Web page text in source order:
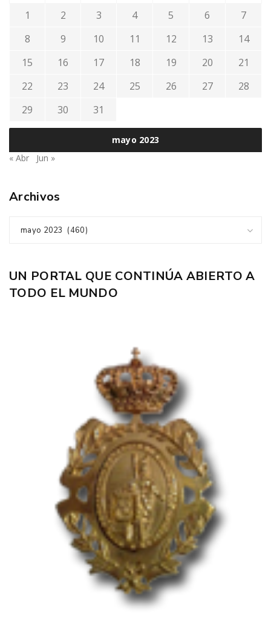
mayo 2023
1 2 3 4 5 6
7
8
9 10 11 12 13
14
15
16 17 18 19 20
21
22
23 24 25 26 27
28
29
30 31
« Abr Jun »
Archivos
mayo 2023 (460)
UN PORTAL QUE CONTINÚA ABIERTO A
TODO EL MUNDO